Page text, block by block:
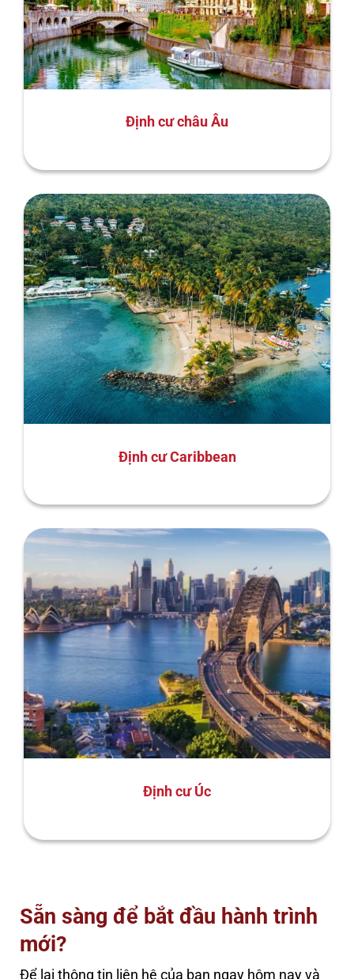
Định cư châu Âu
Định cư Caribbean
Định cư Úc
Sẵn sàng để bắt đầu hành trình
mới?
Để lại thông tin liên hệ của bạn ngay hôm nay và